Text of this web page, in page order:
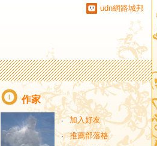
udn網路城邦
作家
加入好友
推薦部落格